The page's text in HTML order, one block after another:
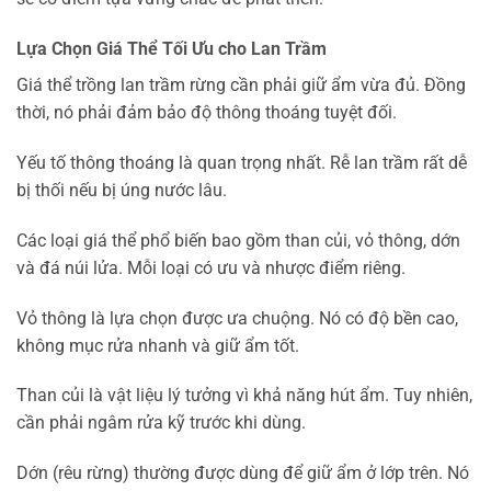
Lựa Chọn Giá Thể Tối Ưu cho Lan Trầm
Giá thể trồng lan trầm rừng cần phải giữ ẩm vừa đủ. Đồng
thời, nó phải đảm bảo độ thông thoáng tuyệt đối.
Yếu tố thông thoáng là quan trọng nhất. Rễ lan trầm rất dễ
bị thối nếu bị úng nước lâu.
Các loại giá thể phổ biến bao gồm than củi, vỏ thông, dớn
và đá núi lửa. Mỗi loại có ưu và nhược điểm riêng.
Vỏ thông là lựa chọn được ưa chuộng. Nó có độ bền cao,
không mục rửa nhanh và giữ ẩm tốt.
Than củi là vật liệu lý tưởng vì khả năng hút ẩm. Tuy nhiên,
cần phải ngâm rửa kỹ trước khi dùng.
Dớn (rêu rừng) thường được dùng để giữ ẩm ở lớp trên. Nó